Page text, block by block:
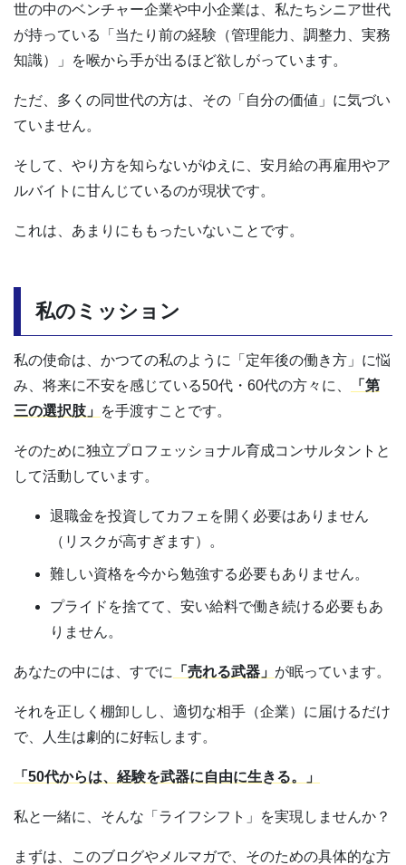
世の中のベンチャー企業や中小企業は、私たちシニア世代
が持っている「当たり前の経験（管理能力、調整力、実務
知識）」を喉から手が出るほど欲しがっています。
ただ、多くの同世代の方は、その「自分の価値」に気づい
ていません。
そして、やり方を知らないがゆえに、安月給の再雇用やア
ルバイトに甘んじているのが現状です。
これは、あまりにももったいないことです。
私のミッション
私の使命は、かつての私のように「定年後の働き方」に悩
み、将来に不安を感じている50代・60代の方々に、
「第
三の選択肢」 を手渡すことです。
そのために独立プロフェッショナル育成コンサルタントと
して活動しています。
退職金を投資してカフェを開く必要はありません
（リスクが高すぎます）。
難しい資格を今から勉強する必要もありません。
プライドを捨てて、安い給料で働き続ける必要もあ
りません。
あなたの中には、すでに 「売れる武器」 が眠っています。
それを正しく棚卸しし、適切な相手（企業）に届けるだけ
で、人生は劇的に好転します。
「50代からは、経験を武器に自由に生きる。」
私と一緒に、そんな「ライフシフト」を実現しませんか？
まずは、このブログやメルマガで、そのための具体的な方